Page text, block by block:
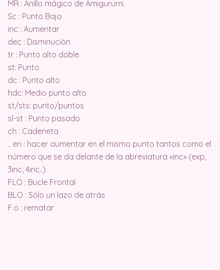
MR : Anillo mágico de Amigurumi
Sc : Punto Bajo
inc : Aumentar
dec : Disminución
tr : Punto alto doble
st: Punto
dc : Punto alto
hdc: Medio punto alto
st/sts: punto/puntos
sl-st : Punto pasado
ch : Cadeneta
.. en : hacer aumentar en el mismo punto tantos como el
número que se da delante de la abreviatura «inc» (exp;
3inc, 4inc..).
FLO : Bucle Frontal
BLO : Sólo un lazo de atrás
F.o : rematar